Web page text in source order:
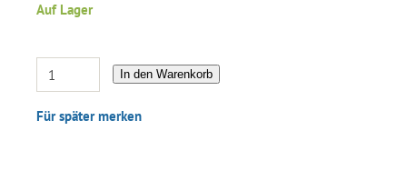
Auf Lager
In den Warenkorb
Für später merken